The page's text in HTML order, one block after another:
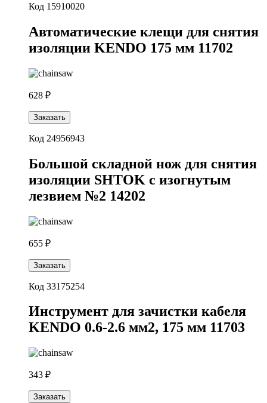
Код 15910020
Автоматические клещи для снятия
изоляции KENDO 175 мм 11702
628 ₽
Заказать
Код 24956943
Большой складной нож для снятия
изоляции SHTOK с изогнутым
лезвием №2 14202
655 ₽
Заказать
Код 33175254
Инструмент для зачистки кабеля
KENDO 0.6-2.6 мм2, 175 мм 11703
343 ₽
Заказать